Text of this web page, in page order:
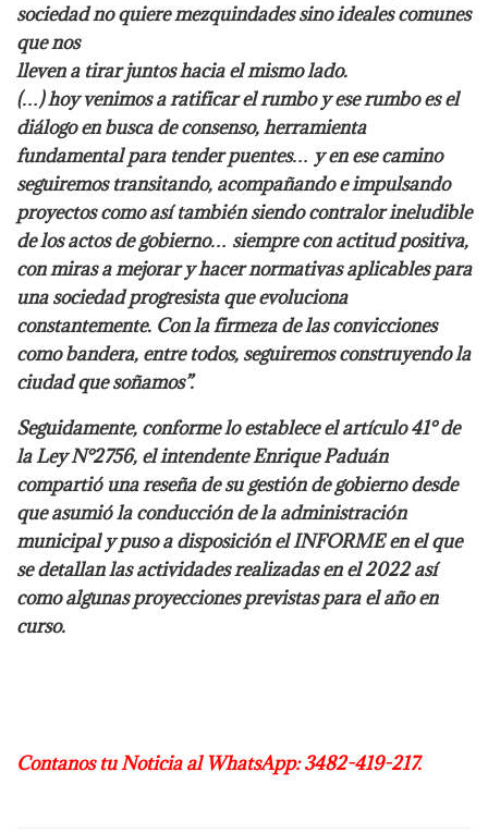
sociedad no quiere mezquindades sino ideales comunes
que nos
lleven a tirar juntos hacia el mismo lado.
(…) hoy venimos a ratificar el rumbo y ese rumbo es el
diálogo en busca de consenso, herramienta
fundamental para tender puentes… y en ese camino
seguiremos transitando, acompañando e impulsando
proyectoscomo así también siendo contralor ineludible
de los actos de gobierno… siempre con actitud positiva,
con miras amejorar y hacer normativas aplicables para
una sociedad progresista que evoluciona
constantemente. Con lafirmeza de las convicciones
como bandera, entre todos, seguiremos construyendo la
ciudad que soñamos”.
Seguidamente, conforme lo establece el artículo 41° de
la Ley N°2756, el intendenteEnrique Paduán
compartió una reseña de su gestión de gobierno desde
que asumió laconducción de la administración
municipal y puso a disposición el INFORME en elque
se detallan las actividades realizadas en el 2022 así
como algunas proyeccionesprevistas para el año en
curso.
Contanos tu Noticia al WhatsApp: 3482-419-217.